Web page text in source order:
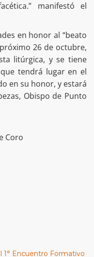
manifestó el
en honor al “beato
26 de octubre,
litúrgica, y se tiene
tendrá lugar en el
en su honor, y estará
Obispo de Punto
Coro
1° Encuentro Formativo